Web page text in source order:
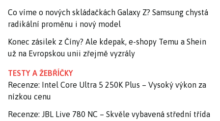
Co víme o nových skládačkách Galaxy Z? Samsung chystá
radikální proměnu i nový model
Konec zásilek z Číny? Ale kdepak, e-shopy Temu a Shein
už na Evropskou unii zřejmě vyzrály
TESTY A ŽEBŘÍČKY
Recenze: Intel Core Ultra 5 250K Plus – Vysoký výkon za
nízkou cenu
Recenze: JBL Live 780 NC – Skvěle vybavená střední třída